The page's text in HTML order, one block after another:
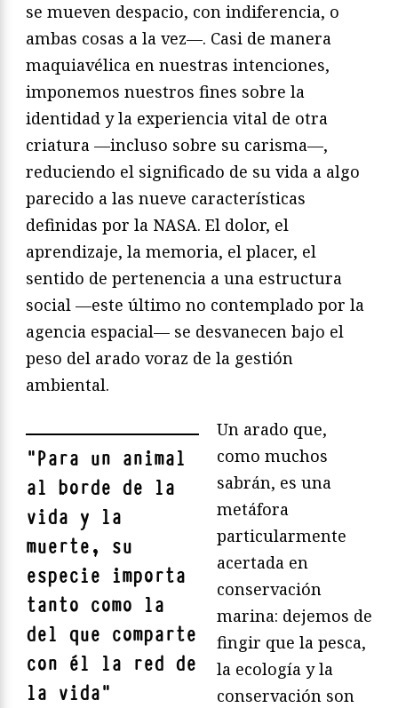
se mueven despacio, con indiferencia, o
ambas cosas a la vez—. Casi de manera
maquiavélica en nuestras intenciones,
imponemos nuestros fines sobre la
identidad y la experiencia vital de otra
criatura —incluso sobre su carisma—,
reduciendo el significado de su vida a algo
parecido a las nueve características
definidas por la NASA. El dolor, el
aprendizaje, la memoria, el placer, el
sentido de pertenencia a una estructura
social —este último no contemplado por la
agencia espacial— se desvanecen bajo el
peso del arado voraz de la gestión
ambiental.
"Para un animal
al borde de la
vida y la
muerte, su
especie importa
tanto como la
del que comparte
con él la red de
la vida"
Un arado que,
como muchos
sabrán, es una
metáfora
particularmente
acertada en
conservación
marina: dejemos de
fingir que la pesca,
la ecología y la
conservación son